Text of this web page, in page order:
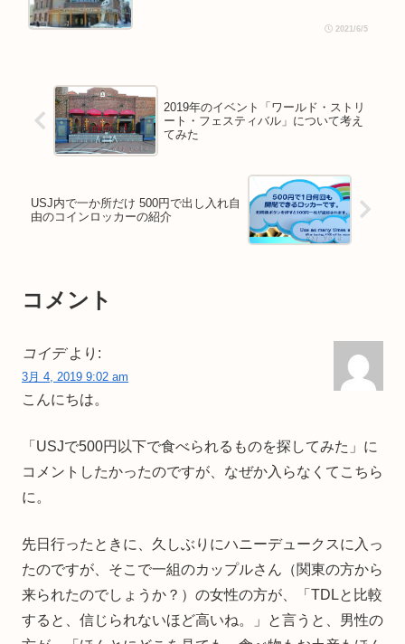
2021/6/5
2019年のイベント「ワールド・ストリ
ート・フェスティバル」について考え
てみた
USJ内で一か所だけ 500円で出し入れ自
由のコインロッカーの紹介
コメント
コイデ より:
3月 4, 2019 9:02 am
こんにちは。
「USJで500円以下で食べられるものを探してみた」に
コメントしたかったのですが、なぜか入らなくてこちら
に。
先日行ったときに、久しぶりにハニーデュークスに入っ
たのですが、そこで一組のカップルさん（関東の方から
来られたのでしょうか？）の女性の方が、「TDLと比較
すると、信じられないほど高いね。」と言うと、男性の